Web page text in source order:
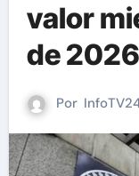
valor
de 2026
Por